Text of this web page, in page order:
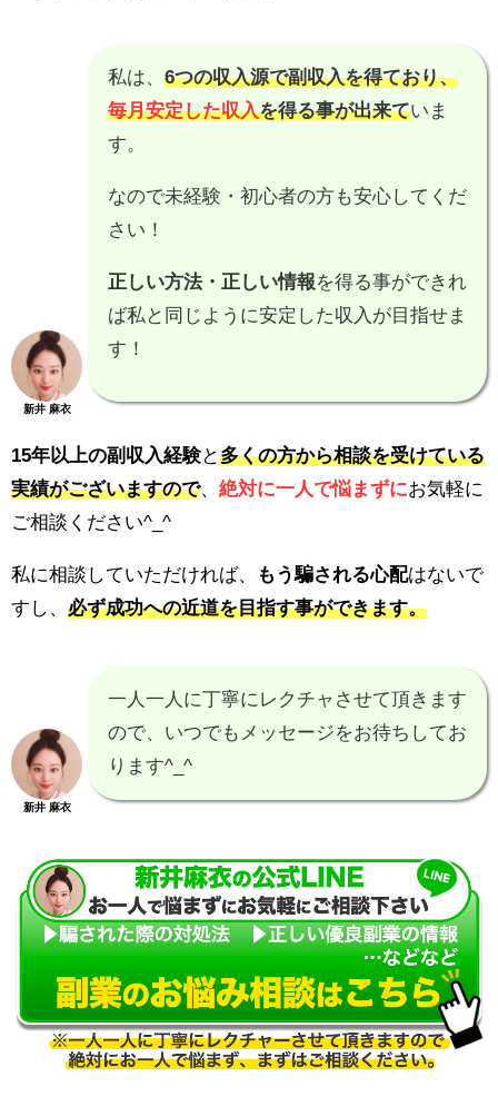
新井 麻衣
私は、 6つの収入源で副収入を得ており、
毎月安定した収入を得る事が出来ていま
す。
なので未経験・初心者の方も安心してくだ
さい！
正しい方法・正しい情報を得る事ができれ
ば私と同じように安定した収入が目指せま
す！
15年以上の副収入経験と多くの方から相談を受けている
実績がございますので、 絶対に一人で悩まずにお気軽に
ご相談ください^_^
私に相談していただければ、 もう騙される心配はないで
すし、 必ず成功への近道を目指す事ができます。
新井 麻衣
一人一人に丁寧にレクチャさせて頂きます
ので、いつでもメッセージをお待ちしてお
ります^_^